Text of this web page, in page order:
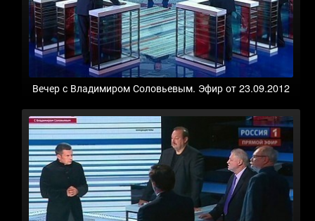
Вечер с Владимиром Соловьевым. Эфир от 23.09.2012